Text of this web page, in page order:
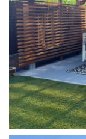
COPERTURA